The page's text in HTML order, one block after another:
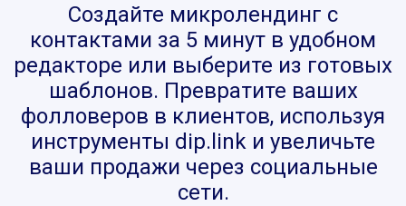
Создайте микролендинг с
контактами за 5 минут в удобном
редакторе или выберите из готовых
шаблонов. Превратите ваших
фолловеров в клиентов, используя
инструменты dip.link и увеличьте
ваши продажи через социальные
сети.